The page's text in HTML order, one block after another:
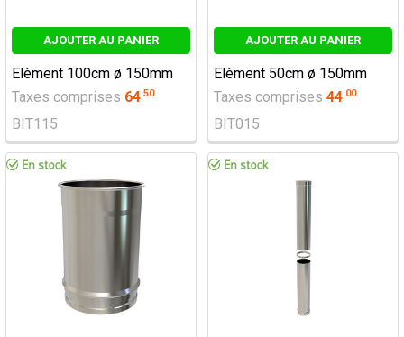
AJOUTER AU PANIER
Elèment 100cm ø 150mm
Taxes comprises 64.50
BIT115
AJOUTER AU PANIER
Elèment 50cm ø 150mm
Taxes comprises 44.00
BIT015